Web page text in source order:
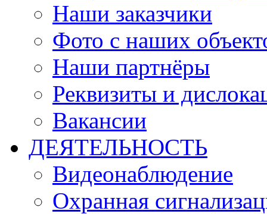
Наши заказчики
Фото с наших
Наши партнёры
Реквизиты и
Вакансии
ДЕЯТЕЛЬНОСТЬ
Видеонаблюдение
Охранная